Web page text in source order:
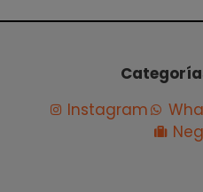
Instagram